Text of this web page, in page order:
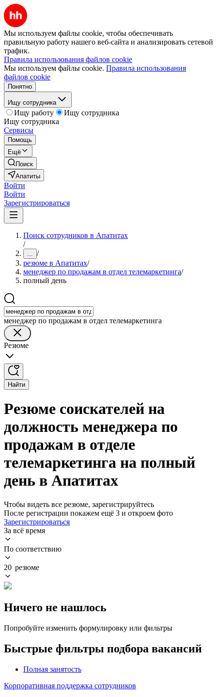
Мы используем файлы cookie, чтобы обеспечивать
правильную работу нашего веб-сайта и анализировать сетевой
трафик.
Правила использования файлов cookie
Мы используем файлы cookie. Правила использования
файлов cookie
Понятно
Ищу сотрудника
Ищу работу
Ищу сотрудника
Ищу сотрудника
Сервисы
Помощь
Ещё
Поиск
Апатиты
Войти
Войти
Зарегистрироваться
Поиск сотрудников в Апатитах
/
... /
резюме в Апатитах/
менеджер по продажам в отдел телемаркетинга/
полный день
менеджер по продажам в отдел телемаркетинга
Резюме
Найти
Резюме соискателей на
должность менеджера по
продажам в отделе
телемаркетинга на полный
день в Апатитах
Чтобы видеть все резюме, зарегистрируйтесь
После регистрации покажем ещё 3 и откроем фото
Зарегистрироваться
За всё время
По соответствию
20 резюме
Ничего не нашлось
Попробуйте изменить формулировку или фильтры
Быстрые фильтры подбора вакансий
Полная занятость
Корпоративная поддержка сотрудников